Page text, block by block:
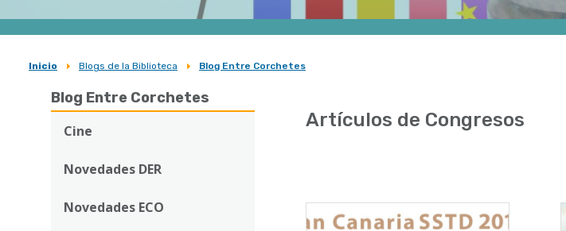
Sobrescribir
enlaces
ayuda
Inicio Blogs de la Biblioteca Blog Entre Corchetes
Blog Entre Corchetes
Cine
Novedades DER
Novedades ECO
Artículos de Congresos